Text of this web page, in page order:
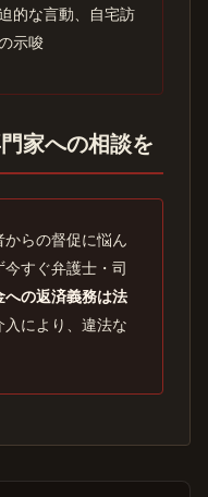
的な言動、自宅訪
示唆
家への相談を
らの督促に悩ん
すぐ弁護士・司
への返済義務は法
入により、違法な